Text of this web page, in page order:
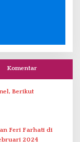
Komentar
Berikut
Feri Farhati di
2024